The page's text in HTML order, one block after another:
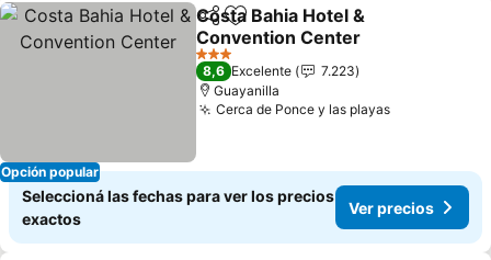
Opción popular
CompartirAñadir a favoritos
Costa Bahia Hotel &
Convention Center
3 Estrellas
8,6 Excelente
7.223
Guayanilla
Cerca de Ponce y las playas
Seleccioná las fechas para ver los precios
exactos
Ver precios